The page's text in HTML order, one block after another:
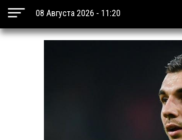
08 Августа 2026 - 11:20